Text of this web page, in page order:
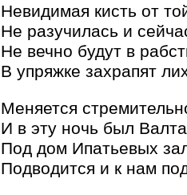
Невидимая кисть от
Не разучилась и
Не вечно будут в
В упряжке захрапят
Меняется
И в эту ночь был
Под дом Ипатьевых
Подводится и к нам